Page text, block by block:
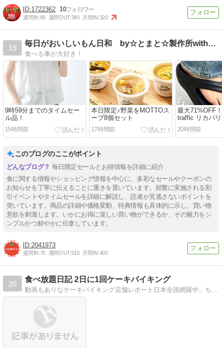
1722362 10
週間IN:80 週間OUT:380 月間IN:320
19
毎日がおいしいもん日和 by☆とまと☆製作所with☆ぱ☆
食べる事が大好き！
9時59分までのタイムセー
ル品！
15時間前
本日限定♪野菜をMOTTOス
ープ8個セット
17時間前
最大71%OFF
traffic リカバ
20時間前
このブログのここがポイント
毎日限定セールとお得情報を詳細に紹介
食に関する情報やショッピング情報を中心に、多彩なセールやクーポンの
お知らせを丁寧に伝えることに重きを置いています。頻繁に実施される割
引イベントやタイムセールを詳細に解説し、読者が見逃さないポイントを
突いています。商品の詳細や価格変動、特典情報も具体的に示し、買い物
意欲を刺激します。いかにお得に楽しい買い物ができるか、その魅力をシ
ンプルかつ鮮やかに伝拿しています。
2041973
週間IN:75 週間OUT:515 月間IN:405
20
食べ放題日記 2日に1回ケーキバイキング